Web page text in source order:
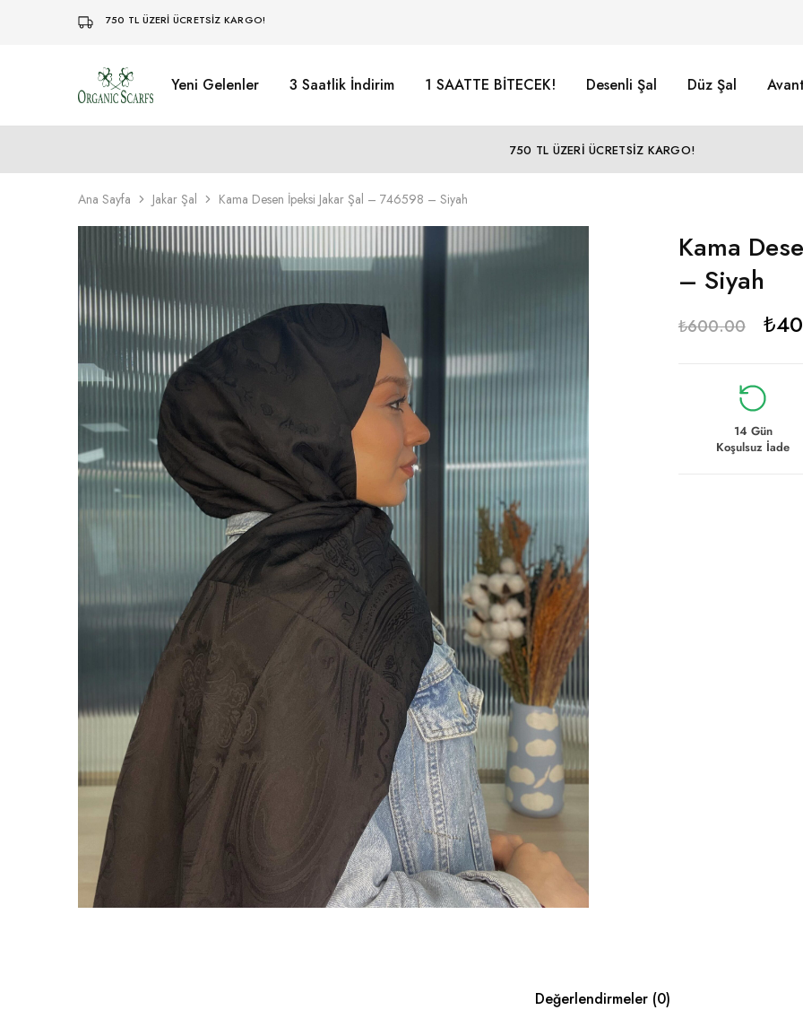
750 TL ÜZERİ ÜCRETSİZ KARGO!
Organikscarf Yeni Gelenler 3 Saatlik İndirim 1 SAATTE BİTECEK! Desenli Şal Düz Şal
750 TL ÜZERİ ÜCRETSİZ KARGO!
Ana Sayfa Jakar Şal Kama Desen İpeksi Jakar Şal – 746598 – Siyah
Kama
– Siyah
₺600.00 ₺
14 Gün
Koşulsuz İade
Değerlendirmeler (0)